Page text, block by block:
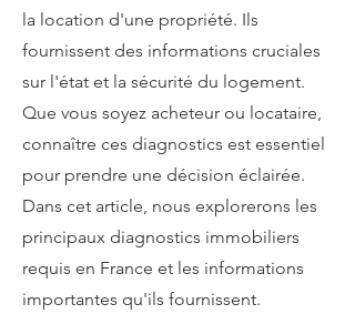
la location d'une propriété. Ils
fournissent des informations cruciales
sur l'état et la sécurité du logement.
Que vous soyez acheteur ou locataire,
connaître ces diagnostics est essentiel
pour prendre une décision éclairée.
Dans cet article, nous explorerons les
principaux diagnostics immobiliers
requis en France et les informations
importantes qu'ils fournissent.